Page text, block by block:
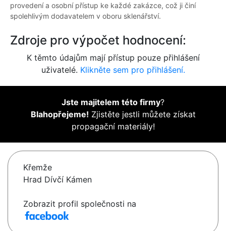
provedení a osobní přístup ke každé zakázce, což ji činí
spolehlivým dodavatelem v oboru sklenářství.
Zdroje pro výpočet hodnocení:
K těmto údajům mají přístup pouze přihlášení
uživatelé. Klikněte sem pro přihlášení.
Jste majitelem této firmy?
Blahopřejeme! Zjistěte jestli můžete získat
propagační materiály!
Křemže
Hrad Dívčí Kámen
Zobrazit profil společnosti na